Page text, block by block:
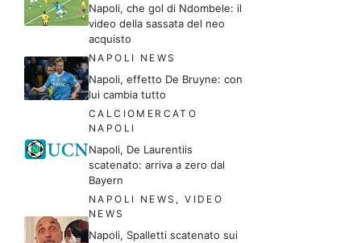
Napoli, che gol di Ndombele: il
video della sassata del neo
acquisto
NAPOLI NEWS
Napoli, effetto De Bruyne: con
lui cambia tutto
CALCIOMERCATO
NAPOLI
Napoli, De Laurentiis
scatenato: arriva a zero dal
Bayern
NAPOLI NEWS ,VIDEO
NEWS
Napoli, Spalletti scatenato sui